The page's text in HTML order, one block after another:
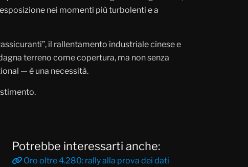
nei momenti più turbolenti e a
il rallentamento industriale cinese e
terreno come copertura, ma non senza
— è una necessità.
Potrebbe interessarti anche:
Oro oltre 4.280: rally alla prova dei dati